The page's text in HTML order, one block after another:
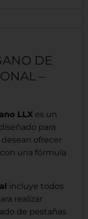
DE
–
LLX es un
para
ofrecer
una fórmula
incluye todos
realizar
de pestañas